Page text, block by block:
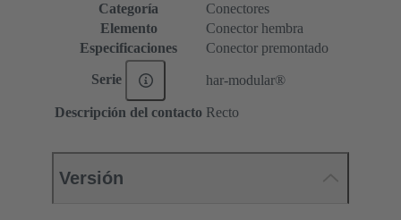
Categoría
Conectores
Elemento
Conector hembra
Especificaciones
Conector premontado
Serie har-modular®
Descripción del contacto Recto
Versión